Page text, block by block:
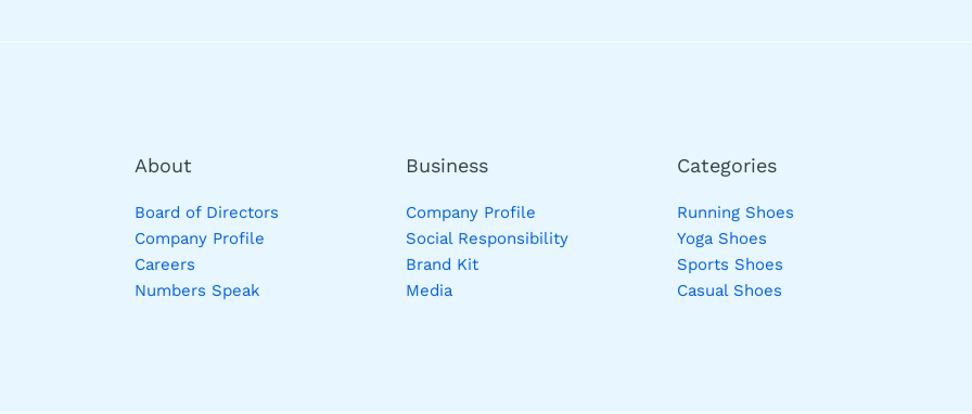
Categories
Running Shoes
Yoga Shoes
Sports Shoes
Casual Shoes
Business
Company Profile
Social Responsibility
Brand Kit
Media
About
Board of Directors
Company Profile
Careers
Numbers Speak